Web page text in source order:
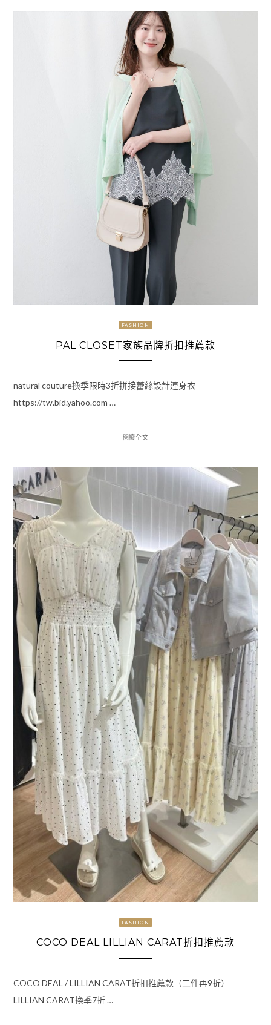
FASHION
PAL CLOSET家族品牌折扣推薦款
natural couture換季限時3折拼接蕾絲設計連身衣
https://tw.bid.yahoo.com …
閱讀全文
FASHION
COCO DEAL LILLIAN CARAT折扣推薦款
COCO DEAL / LILLIAN CARAT折扣推薦款（二件再9折）
LILLIAN CARAT換季7折 …